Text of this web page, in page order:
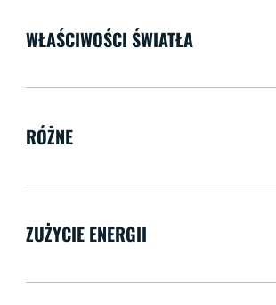
WŁAŚCIWOŚCI ŚWIATŁA
RÓŻNE
ZUŻYCIE ENERGII